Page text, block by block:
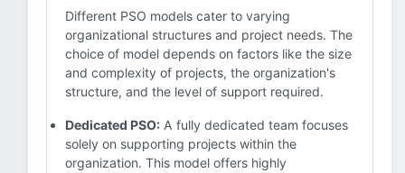
Different PSO models cater to varying
organizational structures and project needs. The
choice of model depends on factors like the size
and complexity of projects, the organization's
structure, and the level of support required.
Dedicated PSO: A fully dedicated team focuses
solely on supporting projects within the
organization. This model offers highly